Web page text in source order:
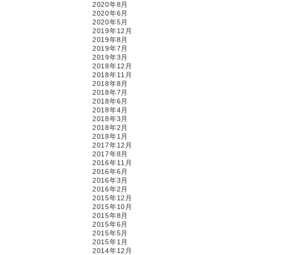
2020年8月
2020年6月
2020年5月
2019年12月
2019年8月
2019年7月
2019年3月
2018年12月
2018年11月
2018年8月
2018年7月
2018年6月
2018年4月
2018年3月
2018年2月
2018年1月
2017年12月
2017年8月
2016年11月
2016年6月
2016年3月
2016年2月
2015年12月
2015年10月
2015年8月
2015年6月
2015年5月
2015年1月
2014年12月